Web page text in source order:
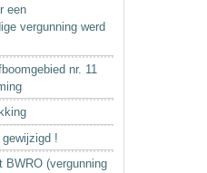
een
vergunning werd
nr. 11
!
BWRO (vergunning